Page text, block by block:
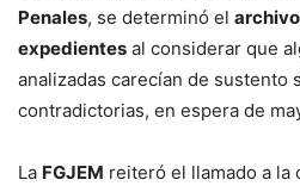
Penales, se determinó el
expedientes al considerar que
analizadas carecían de sustento
contradictorias, en espera de
La FGJEM reiteró el llamado a la